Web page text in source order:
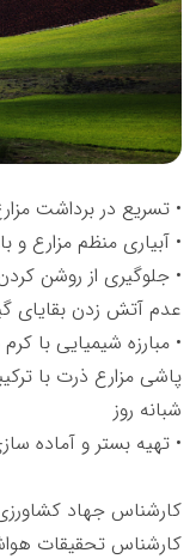
• تسریع در برداشت
• آبیاری منظم مزارع
• جلوگیری از روشن
عدم آتش زدن بقایای
• مبارزه شیمیایی با
شبانه روز
• تهیه بستر و آماده
کارشناس جهاد
کارشناس تحقیقات